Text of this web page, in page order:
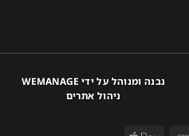
נבנה ומנוהל על ידי WEMANAGE
ניהול אתרים